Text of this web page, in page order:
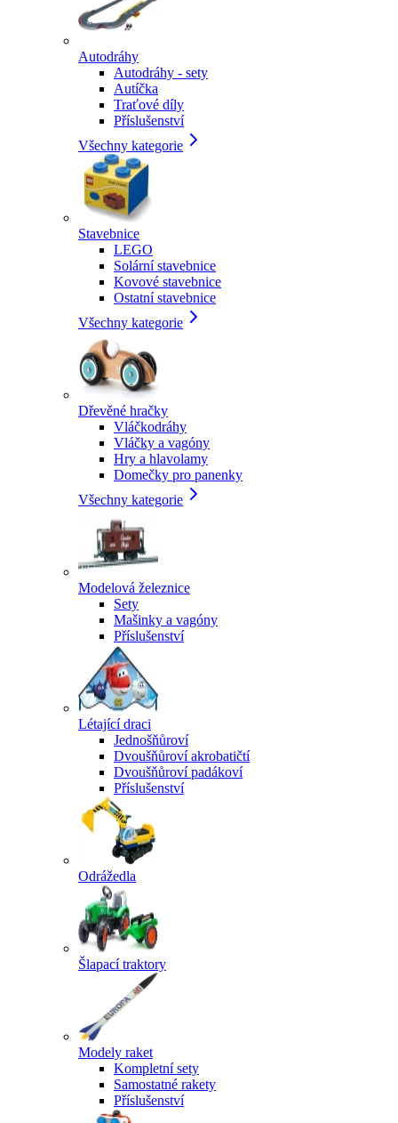
Autodráhy
Autodráhy - sety
Autíčka
Traťové díly
Příslušenství
Všechny kategorie
Stavebnice
LEGO
Solární stavebnice
Kovové stavebnice
Ostatní stavebnice
Všechny kategorie
Dřevěné hračky
Vláčkodráhy
Vláčky a vagóny
Hry a hlavolamy
Domečky pro panenky
Všechny kategorie
Modelová železnice
Sety
Mašinky a vagóny
Příslušenství
Létající draci
Jednošňůroví
Dvoušňůroví akrobatičtí
Dvoušňůroví padákoví
Příslušenství
Odrážedla
Šlapací traktory
Modely raket
Kompletní sety
Samostatné rakety
Příslušenství